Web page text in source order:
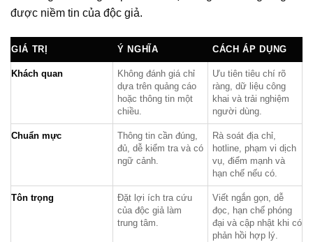
được niềm tin của độc giả.
GIÁ TRỊ Ý NGHĨA CÁCH ÁP DỤNG
Khách quan
Không đánh giá chỉ
dựa trên quảng cáo
hoặc thông tin một
chiều.
Ưu tiên tiêu chí rõ
ràng, dữ liệu công
khai và trải nghiệm
người dùng.
Chuẩn mực
Thông tin cần đúng,
đủ, dễ kiểm tra và có
ngữ cảnh.
Rà soát địa chỉ,
hotline, phạm vi dịch
vụ, điểm mạnh và
hạn chế nếu có.
Tôn trọng
Đặt lợi ích tra cứu
của độc giả làm
trung tâm.
Viết ngắn gọn, dễ
đọc, hạn chế phóng
đại và cập nhật khi có
phản hồi hợp lý.